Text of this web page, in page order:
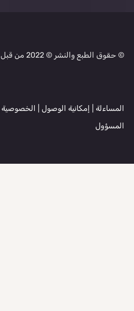
© حقوق الطبع والنشر © 2022 من قبل SEOCHC
المساءلة إمكانية الوصول الخصوصية
المسؤول